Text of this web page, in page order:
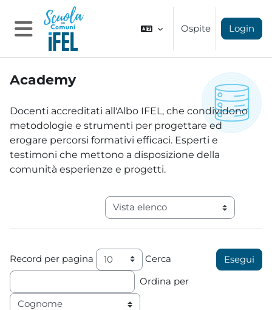
Vai al contenuto principale
Pannello laterale
Ospite Login
Academy
Docenti accreditati all'Albo IFEL, che condividono
metodologie e strumenti per progettare ed
erogare percorsi formativi efficaci. Esperti e
testimoni che mettono a disposizione della
comunità esperienze e progetti.
Navigazione terziaria modalità
Record per pagina
Cerca
Ordina per